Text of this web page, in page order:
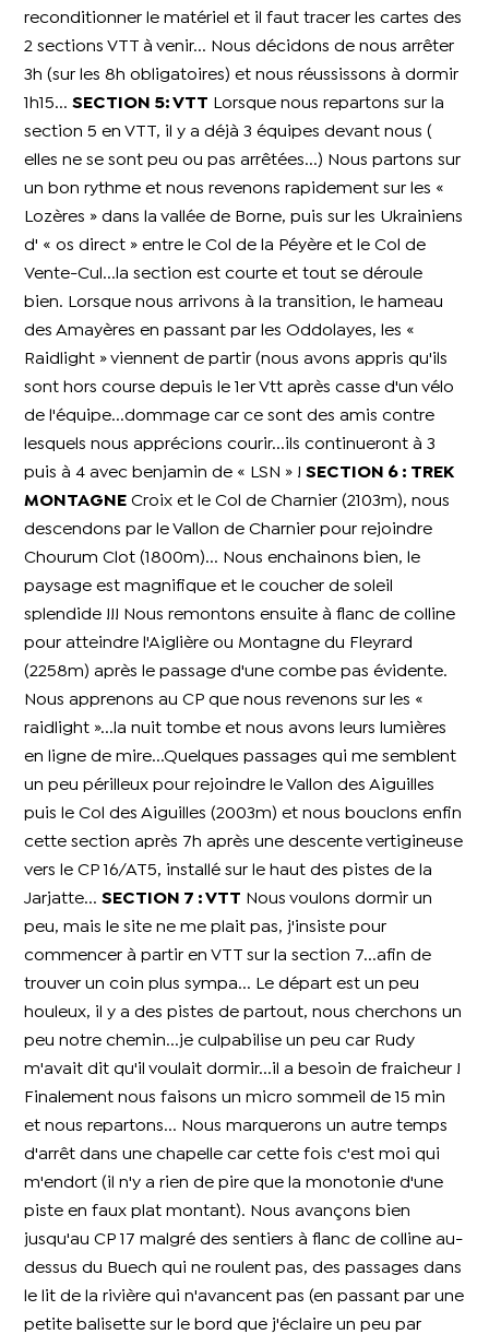
reconditionner le matériel et il faut tracer les cartes des
2 sections VTT à venir... Nous décidons de nous arrêter
3h (sur les 8h obligatoires) et nous réussissons à dormir
1h15...SECTION 5: VTT
Lorsque nous repartons sur la
section 5 en VTT, il y a déjà 3 équipes devant nous (
elles ne se sont peu ou pas arrêtées...) Nous partons sur
un bon rythme et nous revenons rapidement sur les «
Lozères » dans la vallée de Borne, puis sur les Ukrainiens
d' « os direct » entre le Col de la Péyère et le Col de
Vente-Cul...la section est courte et tout se déroule
bien. Lorsque nous arrivons à la transition, le hameau
des Amayères en passant par les Oddolayes, les «
Raidlight » viennent de partir (nous avons appris qu'ils
sont hors course depuis le 1er Vtt après casse d'un vélo
de l'équipe...dommage car ce sont des amis contre
lesquels nous apprécions courir...ils continueront à 3
puis à 4 avec benjamin de « LSN » !SECTION 6 : TREK
MONTAGNE Croix et le Col de Charnier (2103m), nous
descendons par le Vallon de Charnier pour rejoindre
Chourum Clot (1800m)... Nous enchainons bien, le
paysage est magnifique et le coucher de soleil
splendide !!! Nous remontons ensuite à flanc de colline
pour atteindre l'Aiglière ou Montagne du Fleyrard
(2258m) après le passage d'une combe pas évidente.
Nous apprenons au CP que nous revenons sur les «
raidlight »...la nuit tombe et nous avons leurs lumières
en ligne de mire...Quelques passages qui me semblent
un peu périlleux pour rejoindre le Vallon des Aiguilles
puis le Col des Aiguilles (2003m) et nous bouclons enfin
cette section après 7h après une descente vertigineuse
vers le CP 16/AT5, installé sur le haut des pistes de la
Jarjatte...SECTION 7 : VTT
Nous voulons dormir un
peu, mais le site ne me plait pas, j'insiste pour
commencer à partir en VTT sur la section 7...afin de
trouver un coin plus sympa... Le départ est un peu
houleux, il y a des pistes de partout, nous cherchons un
peu notre chemin...je culpabilise un peu car Rudy
m'avait dit qu'il voulait dormir...il a besoin de fraicheur !
Finalement nous faisons un micro sommeil de 15 min
et nous repartons... Nous marquerons un autre temps
d'arrêt dans une chapelle car cette fois c'est moi qui
m'endort (il n'y a rien de pire que la monotonie d'une
piste en faux plat montant). Nous avançons bien
jusqu'au CP 17 malgré des sentiers à flanc de colline au-
dessus du Buech qui ne roulent pas, des passages dans
le lit de la rivière qui n'avancent pas (en passant par une
petite balisette sur le bord que j'éclaire un peu par